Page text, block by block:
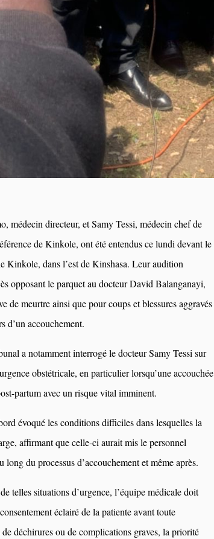
médecin directeur, et Samy Tessi, médecin chef de
de Kinkole, ont été entendus ce lundi devant le
Kinkole, dans l’est de Kinshasa. Leur audition
opposant le parquet au docteur David Balanganayi,
de meurtre ainsi que pour coups et blessures aggravés
d’un accouchement.
a notamment interrogé le docteur Samy Tessi sur
obstétricale, en particulier lorsqu’une accouchée
partum avec un risque vital imminent.
évoqué les conditions difficiles dans lesquelles la
affirmant que celle-ci aurait mis le personnel
long du processus d’accouchement et même après.
telles situations d’urgence, l’équipe médicale doit
éclairé de la patiente avant toute
déchirures ou de complications graves, la priorité